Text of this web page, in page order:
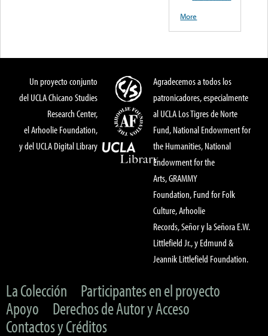
More
Un proyecto conjunto
del UCLA Chicano Studies
Research Center,
el Arhoolie Foundation,
y del UCLA Digital Library
Agradecemos a todos los
patronicadores, especialmente
al UCLA Los Tigres de Norte
Fund, National Endowment for
the Humanities, National
Endowment for the
Arts, GRAMMY
Foundation, Fund for Folk
Culture, Arhoolie
Records, Señor y la Señora E.W.
Littlefield Jr., y Edmund &
Jeannik Littlefield Foundation.
La Colección
Participantes en el proyecto
Apoyo
Derechos de Autor y Acceso
Contactos y Créditos